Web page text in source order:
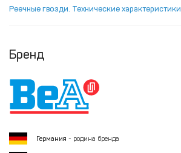
Реечные гвозди. Технические характеристики
Бренд
Германия - родина бренда